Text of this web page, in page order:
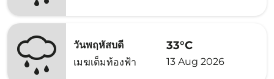
วันพฤหัสบดี
เมฆเต็มท้องฟ้า
33°C
13 Aug 2026